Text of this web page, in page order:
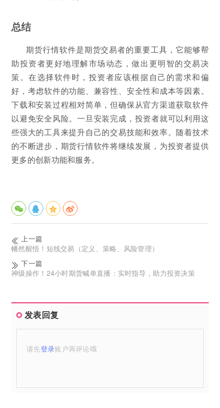
总结
期货行情软件是期货交易者的重要工具，它能够帮
助投资者更好地理解市场动态，做出更明智的交易决
策。在选择软件时，投资者应该根据自己的需求和偏
好，考虑软件的功能、兼容性、安全性和成本等因素。
下载和安装过程相对简单，但确保从官方渠道获取软件
以避免安全风险。一旦安装完成，投资者就可以利用这
些强大的工具来提升自己的交易技能和效率。随着技术
的不断进步，期货行情软件将继续发展，为投资者提供
更多的创新功能和服务。
上一篇
幡然醒悟！短线交易（定义、策略、风险管理）
下一篇
神级操作！24小时期货喊单直播：实时指导，助力投资决策
发表回复
请先登录账户再评论哦